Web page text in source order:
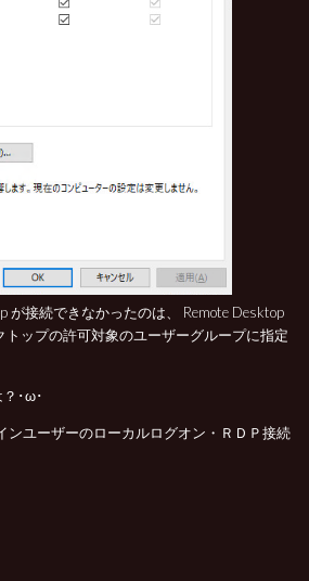
が接続できなかったのは、 Remote Desktop
ップの許可対象のユーザーグループに指定
？･ω･
ンユーザーのローカルログオン・ＲＤＰ接続